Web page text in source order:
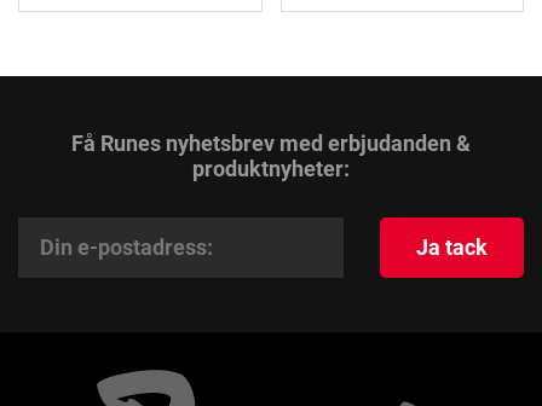
Få Runes nyhetsbrev med erbjudanden &
produktnyheter:
Ja tack